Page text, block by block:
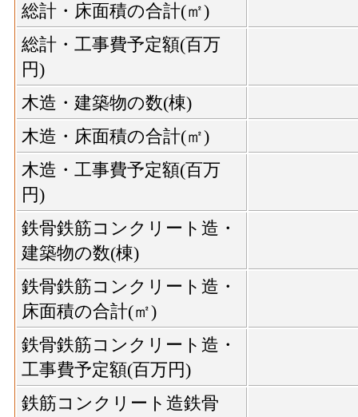
総計・床面積の合計(㎡)
総計・工事費予定額(百万
円)
木造・建築物の数(棟)
木造・床面積の合計(㎡)
木造・工事費予定額(百万
円)
鉄骨鉄筋コンクリート造・
建築物の数(棟)
鉄骨鉄筋コンクリート造・
床面積の合計(㎡)
鉄骨鉄筋コンクリート造・
工事費予定額(百万円)
鉄筋コンクリート造鉄骨